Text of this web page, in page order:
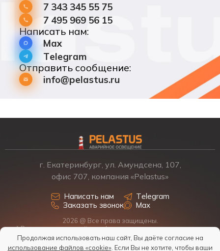
7 343 345 55 75
7 495 969 56 15
Написать нам:
Max
Telegram
Отправить сообщение:
info@pelastus.ru
г. Екатеринбург, ул. Амундсена, 107,
офис 707, компания «Pelastus»
Написать нам
Заказать звонок
Telegram
Max
2026 @ Все права защищены.
* Размещенная на сайте информация о товарах и ценах не
является офертой, наличие, стоимость, условия поставки
обсуждаются индивидуально у менеджеров.
Продолжая использовать наш сайт, Вы даёте согласие на
использование файлов «cookie». Если Вы не хотите, чтобы ваши